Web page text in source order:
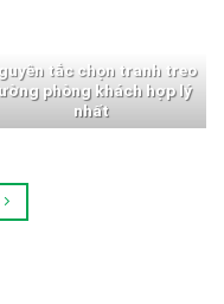
tắc chọn tranh treo
phòng khách hợp lý
nhất